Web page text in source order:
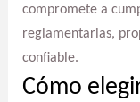
compromete a
reglamentarias,
confiable.
Cómo